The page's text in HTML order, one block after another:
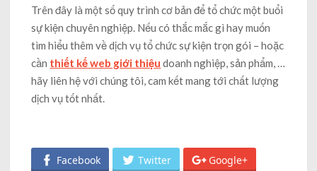
Trên đây là một số quy trình cơ bản để tổ chức một buổi
sự kiện chuyên nghiệp. Nếu có thắc mắc gì hay muốn
tìm hiểu thêm về dịch vụ tổ chức sự kiện trọn gói – hoặc
cần thiết kế web giới thiệu doanh nghiệp, sản phẩm, …
hãy liên hệ với chúng tôi, cam kết mang tới chất lượng
dịch vụ tốt nhất.
Facebook Twitter Google+